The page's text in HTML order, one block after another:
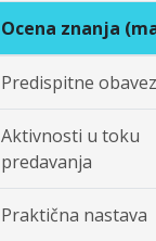
Ocena znanja
Predispitne
Aktivnosti u toku
predavanja
Praktična nastava